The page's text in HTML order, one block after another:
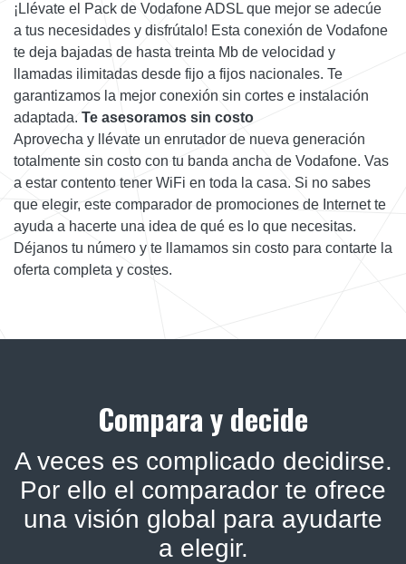
¡Llévate el Pack de Vodafone ADSL que mejor se adecúe
a tus necesidades y disfrútalo! Esta conexión de Vodafone
te deja bajadas de hasta treinta Mb de velocidad y
llamadas ilimitadas desde fijo a fijos nacionales. Te
garantizamos la mejor conexión sin cortes e instalación
adaptada. Te asesoramos sin costo
Aprovecha y llévate un enrutador de nueva generación
totalmente sin costo con tu banda ancha de Vodafone. Vas
a estar contento tener WiFi en toda la casa. Si no sabes
que elegir, este comparador de promociones de Internet te
ayuda a hacerte una idea de qué es lo que necesitas.
Déjanos tu número y te llamamos sin costo para contarte la
oferta completa y costes.
Compara y decide
A veces es complicado decidirse.
Por ello el comparador te ofrece
una visión global para ayudarte
a elegir.